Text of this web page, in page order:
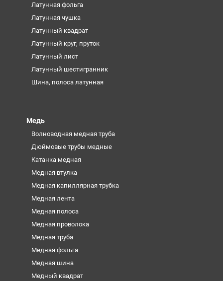
Латунная фольга
Латунная чушка
Латунный квадрат
Латунный круг, пруток
Латунный лист
Латунный шестигранник
Шина, полоса латунная
Медь
Волноводная медная труба
Дюймовые трубы медные
Катанка медная
Медная втулка
Медная капиллярная трубка
Медная лента
Медная полоса
Медная проволока
Медная труба
Медная фольга
Медная шина
Медный квадрат